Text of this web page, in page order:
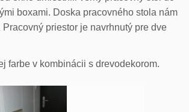
boxami. Doska pracovného stola nám
priestor je navrhnutý pre dve
farbe v kombinácii s drevodekorom.